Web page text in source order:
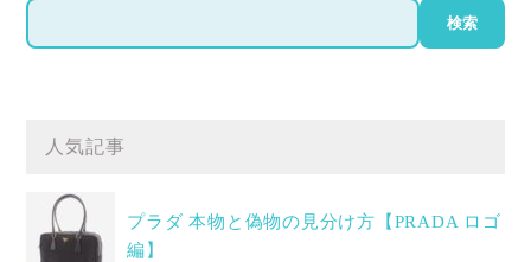
検
索
検索
人気記事
プラダ 本物と偽物の見分け方【PRADA ロゴ
編】